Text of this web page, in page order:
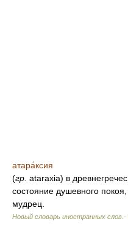
атара́ксия
(гр. ataraxia) в
состояние душевного
мудрец.
Новый словарь иностранных слов.-